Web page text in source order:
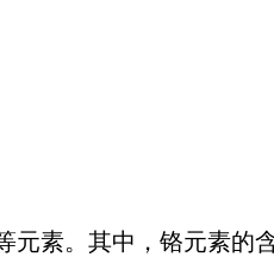
素。其中，铬元素的